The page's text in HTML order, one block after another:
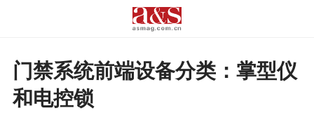
门禁系统前端设备分类：掌型仪
和电控锁